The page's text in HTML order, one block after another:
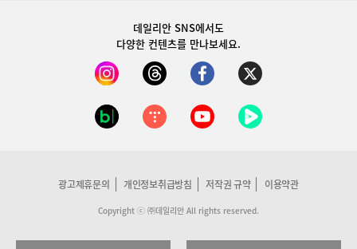
데일리안 SNS에서도
다양한 컨텐츠를 만나보세요.
광고제휴문의 개인정보취급방침 저작권 규약 이용약관
Copyright ⓒ ㈜데일리안 All rights reserved.